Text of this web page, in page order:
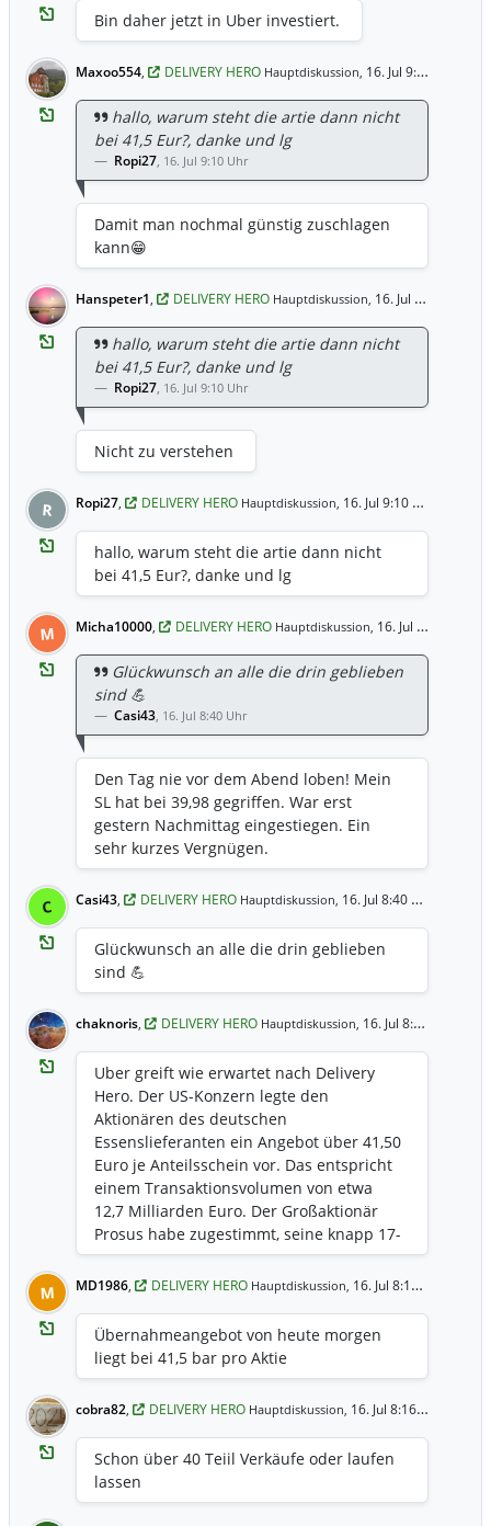
dafür schon 41,50 Euro zahlen?! Eigentlich
noch eine gute Gelegenheit; wenn die
sicher wieder gut steigen.
Bin daher jetzt in Uber investiert.
Maxoo554, DELIVERY HERO Hauptdiskussion, 16. Jul 9:28 Uhr
hallo, warum steht die artie dann nicht
bei 41,5 Eur?, danke und lg
Ropi27, 16. Jul 9:10 Uhr
Damit man nochmal günstig zuschlagen
kann😁
Hanspeter1, DELIVERY HERO Hauptdiskussion, 16. Jul 9:15 Uhr
hallo, warum steht die artie dann nicht
bei 41,5 Eur?, danke und lg
Ropi27, 16. Jul 9:10 Uhr
Nicht zu verstehen
R Ropi27, DELIVERY HERO Hauptdiskussion, 16. Jul 9:10 Uhr
hallo, warum steht die artie dann nicht
bei 41,5 Eur?, danke und lg
M Micha10000, DELIVERY HERO Hauptdiskussion, 16. Jul 9:03 Uhr
Glückwunsch an alle die drin geblieben
sind 💪
Casi43, 16. Jul 8:40 Uhr
Den Tag nie vor dem Abend loben! Mein
SL hat bei 39,98 gegriffen. War erst
gestern Nachmittag eingestiegen. Ein
sehr kurzes Vergnügen.
C Casi43, DELIVERY HERO Hauptdiskussion, 16. Jul 8:40 Uhr
Glückwunsch an alle die drin geblieben
sind 💪
chaknoris, DELIVERY HERO Hauptdiskussion, 16. Jul 8:39 Uhr
Uber greift wie erwartet nach Delivery
Hero. Der US-Konzern legte den
Aktionären des deutschen
Essenslieferanten ein Angebot über 41,50
Euro je Anteilsschein vor. Das entspricht
einem Transaktionsvolumen von etwa
12,7 Milliarden Euro. Der Großaktionär
Prosus habe zugestimmt, seine knapp 17-
prozentige Beteiligung an Delivery Hero
abzugeben. Der US-Fahrdienstvermittler
Übernahme von einer
Mindestannahmeschwelle von 50 Prozent
plus einer Aktie abhängig. Inklusive
knapp 37 Prozent der Anteile an Delivery
Hero gesichert.
M MD1986, DELIVERY HERO Hauptdiskussion, 16. Jul 8:19 Uhr
Übernahmeangebot von heute morgen
liegt bei 41,5 bar pro Aktie
cobra82, DELIVERY HERO Hauptdiskussion, 16. Jul 8:16 Uhr
Schon über 40 Teiil Verkäufe oder laufen
lassen